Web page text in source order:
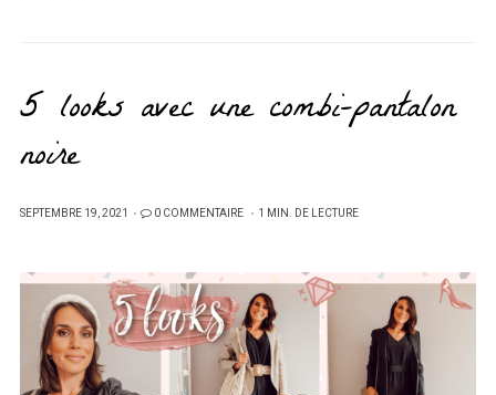
5 looks avec une combi-pantalon
noire
PUBLIÉ
SEPTEMBRE 19, 2021 0 COMMENTAIRE 1 MIN. DE LECTURE